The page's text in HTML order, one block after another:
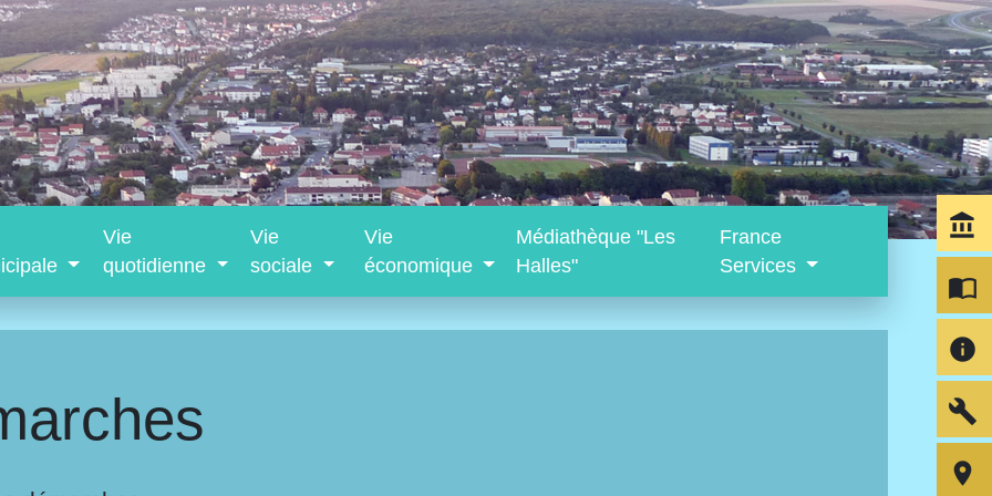
Vie
quotidienne
Vie
sociale
Vie
économique
Médiathèque "Les
Halles"
France
Services
account_balance
import_contacts
info
build
room